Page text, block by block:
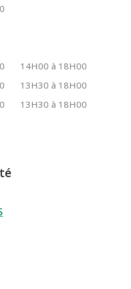
14H00 à 18H00
13H30 à 18H00
13H30 à 18H00